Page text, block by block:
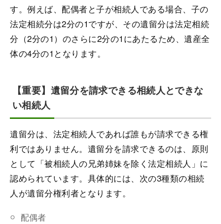
す。例えば、配偶者と子が相続人である場合、子の
法定相続分は2分の1ですが、その遺留分は法定相続
分（2分の1）のさらに2分の1にあたるため、遺産全
体の4分の1となります。
【重要】遺留分を請求できる相続人とできな
い相続人
遺留分は、法定相続人であれば誰もが請求できる権
利ではありません。遺留分を請求できるのは、原則
として「被相続人の兄弟姉妹を除く法定相続人」に
認められています。具体的には、次の3種類の相続
人が遺留分権利者となります。
配偶者